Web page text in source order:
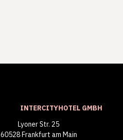
INTERCITYHOTEL GMBH
Lyoner Str. 25
60528 Frankfurt am Main